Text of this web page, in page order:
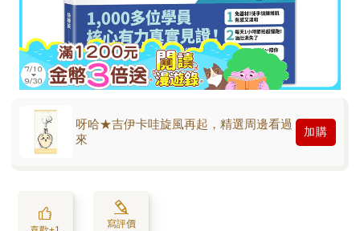
呀哈★吉伊卡哇旋風再起，精選周邊看過
來
加購
寫評價